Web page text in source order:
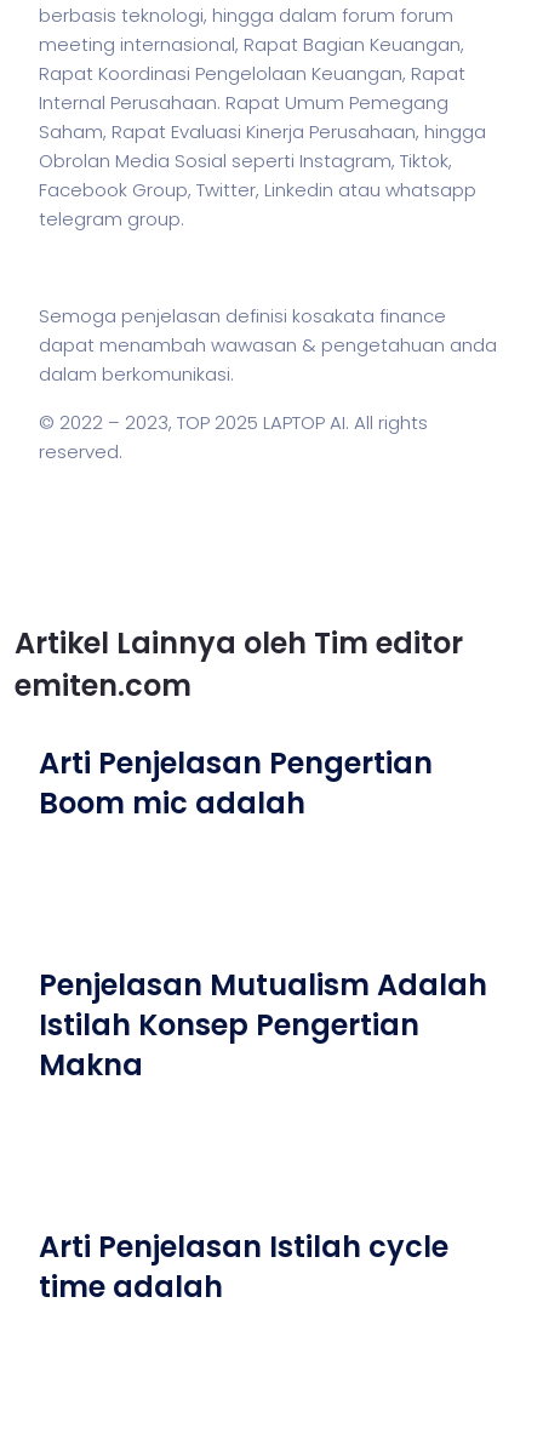
berbasis teknologi, hingga dalam forum forum
meeting internasional, Rapat Bagian Keuangan,
Rapat Koordinasi Pengelolaan Keuangan, Rapat
Internal Perusahaan. Rapat Umum Pemegang
Saham, Rapat Evaluasi Kinerja Perusahaan, hingga
Obrolan Media Sosial seperti Instagram, Tiktok,
Facebook Group, Twitter, Linkedin atau whatsapp
telegram group.
Semoga penjelasan definisi kosakata finance
dapat menambah wawasan & pengetahuan anda
dalam berkomunikasi.
© 2022 – 2023, TOP 2025 LAPTOP AI. All rights
reserved.
Artikel Lainnya oleh Tim editor
emiten.com
Arti Penjelasan Pengertian
Boom mic adalah
Penjelasan Mutualism Adalah
Istilah Konsep Pengertian
Makna
Arti Penjelasan Istilah cycle
time adalah